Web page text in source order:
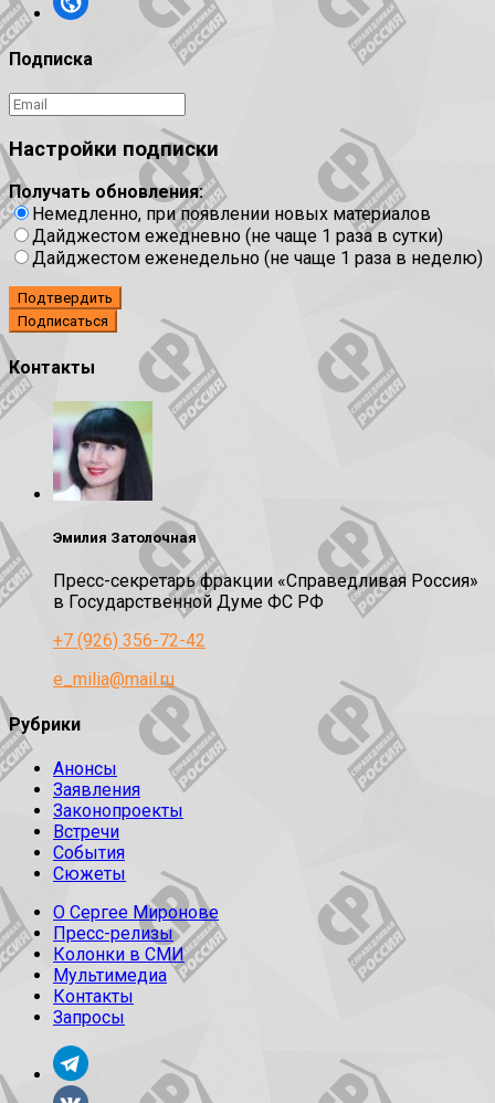
Подписка
Настройки подписки
Получать обновления:
Немедленно, при появлении новых материалов
Дайджестом ежедневно (не чаще 1 раза в сутки)
Дайджестом еженедельно (не чаще 1 раза в неделю)
Подтвердить
Контакты
Эмилия Затолочная
Пресс-секретарь фракции «Справедливая Россия»
в Государственной Думе ФС РФ
+7 (926) 356-72-42
e_milia@mail.ru
Рубрики
Анонсы
Заявления
Законопроекты
Встречи
События
Сюжеты
О Сергее Миронове
Пресс-релизы
Колонки в СМИ
Мультимедиа
Контакты
Запросы